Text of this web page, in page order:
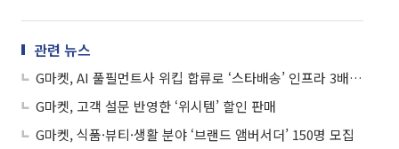
관련 뉴스
G마켓, AI 풀필먼트사 위킵 합류로 ‘스타배송’ 인프라 3배 확대
G마켓, 고객 설문 반영한 ‘위시템’ 할인 판매
G마켓, 식품·뷰티·생활 분야 ‘브랜드 앰버서더’ 150명 모집